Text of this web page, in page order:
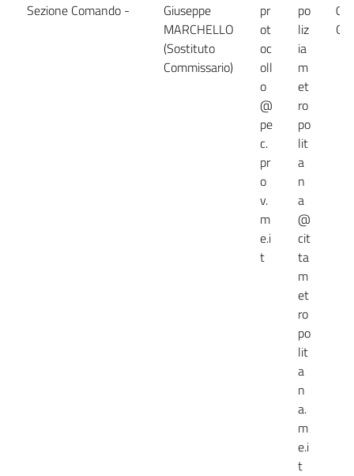
Sezione Comando -
Giuseppe
MARCHELLO
(Sostituto
Commissario)
pr
ot
oc
oll
o
@
pe
c.
pr
o
v.
m
e.i
t
po
liz
ia
m
et
ro
po
lit
a
n
a
@
cit
ta
m
et
ro
po
lit
a
n
a.
m
e.i
t